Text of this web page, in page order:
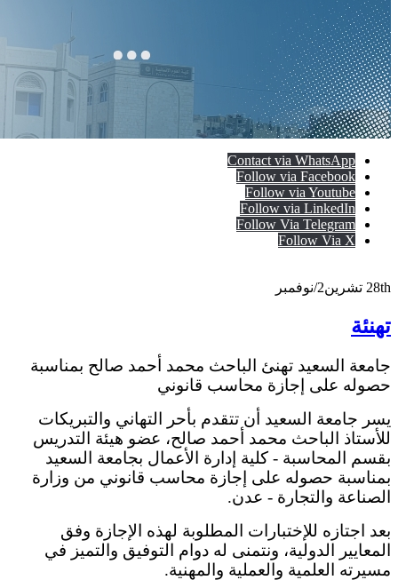
Contact via WhatsApp
Follow via Facebook
Follow via Youtube
Follow via LinkedIn
Follow Via Telegram
Follow Via X
28th تشرين2/نوفمبر
تهنئة
جامعة السعيد تهنئ الباحث محمد أحمد صالح بمناسبة
حصوله على إجازة محاسب قانوني
يسر جامعة السعيد أن تتقدم بأحر التهاني والتبريكات
للأستاذ الباحث محمد أحمد صالح، عضو هيئة التدريس
بقسم المحاسبة - كلية إدارة الأعمال بجامعة السعيد
بمناسبة حصوله على إجازة محاسب قانوني من وزارة
الصناعة والتجارة - عدن.
بعد اجتازه للإختبارات المطلوبة لهذه الإجازة وفق
المعايير الدولية، ونتمنى له دوام التوفيق والتميز في
مسيرته العلمية والعملية والمهنية.